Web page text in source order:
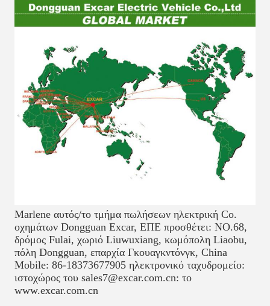
Marlene αυτός/το τμήμα πωλήσεων ηλεκτρική Co.
οχημάτων Dongguan Excar, ΕΠΕ προσθέτει: NO.68,
δρόμος Fulai, χωριό Liuwuxiang, κωμόπολη Liaobu,
πόλη Dongguan, επαρχία Γκουαγκντόνγκ, China
Mobile: 86-18373677905 ηλεκτρονικό ταχυδρομείο:
ιστοχώρος του sales7@excar.com.cn: το
www.excar.com.cn